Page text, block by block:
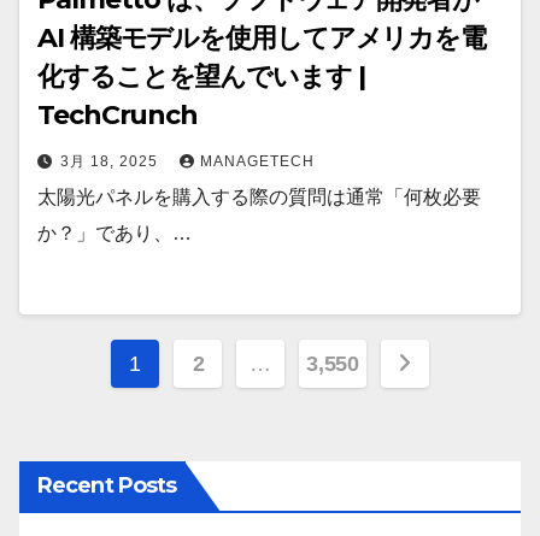
AI 構築モデルを使用してアメリカを電
化することを望んでいます |
TechCrunch
3月 18, 2025 MANAGETECH
太陽光パネルを購入する際の質問は通常「何枚必要
か？」であり、…
投
の
ペ
1 2 … 3,550
Recent Posts